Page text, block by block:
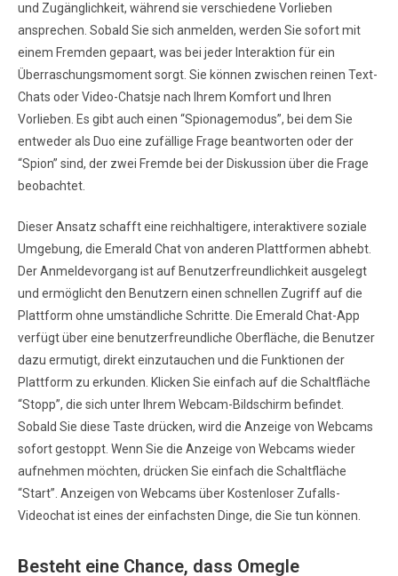
und Zugänglichkeit, während sie verschiedene Vorlieben
ansprechen. Sobald Sie sich anmelden, werden Sie sofort mit
einem Fremden gepaart, was bei jeder Interaktion für ein
Überraschungsmoment sorgt. Sie können zwischen reinen Text-
Chats oder Video-Chatsje nach Ihrem Komfort und Ihren
Vorlieben. Es gibt auch einen “Spionagemodus”, bei dem Sie
entweder als Duo eine zufällige Frage beantworten oder der
“Spion” sind, der zwei Fremde bei der Diskussion über die Frage
beobachtet.
Dieser Ansatz schafft eine reichhaltigere, interaktivere soziale
Umgebung, die Emerald Chat von anderen Plattformen abhebt.
Der Anmeldevorgang ist auf Benutzerfreundlichkeit ausgelegt
und ermöglicht den Benutzern einen schnellen Zugriff auf die
Plattform ohne umständliche Schritte. Die Emerald Chat-App
verfügt über eine benutzerfreundliche Oberfläche, die Benutzer
dazu ermutigt, direkt einzutauchen und die Funktionen der
Plattform zu erkunden. Klicken Sie einfach auf die Schaltfläche
“Stopp”, die sich unter Ihrem Webcam-Bildschirm befindet.
Sobald Sie diese Taste drücken, wird die Anzeige von Webcams
sofort gestoppt. Wenn Sie die Anzeige von Webcams wieder
aufnehmen möchten, drücken Sie einfach die Schaltfläche
“Start”. Anzeigen von Webcams über Kostenloser Zufalls-
Videochat ist eines der einfachsten Dinge, die Sie tun können.
Besteht eine Chance, dass Omegle